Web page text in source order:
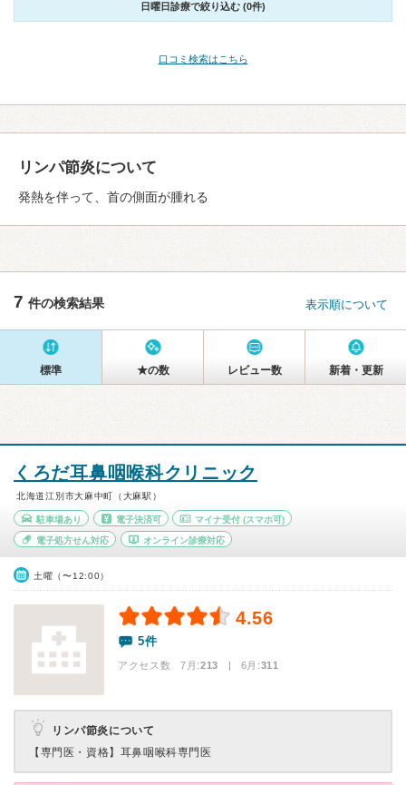
日曜日診療で絞り込む (0件)
口コミ検索はこちら
リンパ節炎について
発熱を伴って、首の側面が腫れる
7 件の検索結果 表示順について
標準 ★の数 レビュー数 新着・更新
くろだ耳鼻咽喉科クリニック
北海道江別市大麻中町（大麻駅）
駐車場あり 電子決済可 マイナ受付 (スマホ可)
電子処方せん対応 オンライン診療対応
土曜（〜12:00）
4.56
5件
アクセス数 7月:213 | 6月:311
リンパ節炎について
【専門医・資格】 耳鼻咽喉科専門医